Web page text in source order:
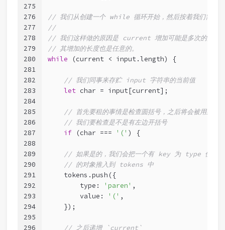
275
276
277
278
279
280
281
282
283
284
285
286
287
288
289
290
291
292
293
294
295
296
// 我们从创建一个 while 循环开始，然后按着我们需要
//
// 我们这样做的原因是 current 增加可能是多次的并且
// 其增加的长度也是任意的。
while (current < input.length) {
// 我们同事来存贮 input 字符串的当前值
let char = input[current];
// 首先要租的事情是检查圆括号，之后将会被用
// 我们要检查是不是有左边开括号
if (char === '(' ) {
// 如果是的，我们会把一个有 key 为 type 值
// 的对象推入到 tokens 中
    tokens.push({
        type:
'paren' ,
        value:
'(' ,
    });
// 之后递增 `current`